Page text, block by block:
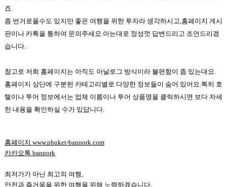
죠.
좀 번거로울수도 있지만 좋은 여행을 위한 투자라 생각하시고,홈페이지 게시
판이나 카톡을 통하여 문의주세요.아는대로 정성껏 답변드리고 조언드리겠
습니다.
참고로 저희 홈페이지는 아직도 아날로그 방식이라 불편함이 좀 있는대요.
홈페이지 상단에 구분된 카테고리별로 다양한 정보들이 숨어 있어요.특히 호
텔이나 투어 정보에서는 업체 이름이나 투어 상품명을 클릭하시면 보다 자세
한 내용을 확인하실 수가 있답니다.
홈페이지 www.phuket-bannork.com
카카오톡 bannork
최저가가 아닌 최고의 여행,
안전과 즐거움을 위한 여행을 위해 노력하겠습니다.